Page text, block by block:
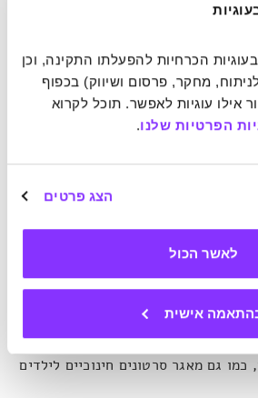
הפרטיות שלנו.
הצג פרטים
לאשר הכול
אישית
הוא בין גני החיות המפורסמים
והאהובים בעולם. הגן, שמכיל יותר מ-800 מיני בעלי חיים
.באתר
של נמרים, ג'ירפות, קואלות,
כמו גם מאגר סרטונים חינוכיים לילדים